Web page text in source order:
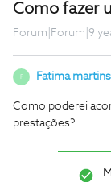
Como fazer
Forum|Forum|9
F Fatima martins
Como poderei
prestações?